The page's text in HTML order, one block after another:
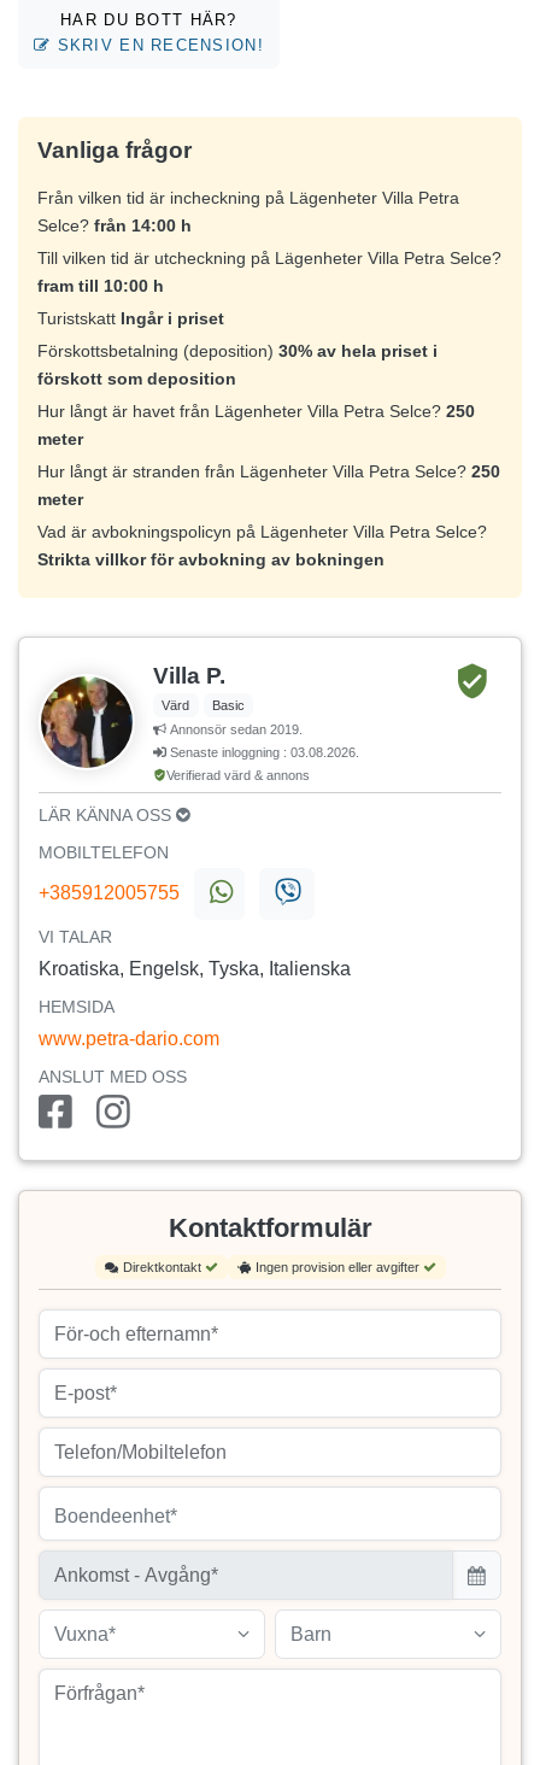
HAR DU BOTT HÄR?
SKRIV EN RECENSION!
Vanliga frågor
Från vilken tid är incheckning på Lägenheter Villa Petra
Selce? från 14:00 h
Till vilken tid är utcheckning på Lägenheter Villa Petra Selce?
fram till 10:00 h
Turistskatt Ingår i priset
Förskottsbetalning (deposition) 30% av hela priset i
förskott som deposition
Hur långt är havet från Lägenheter Villa Petra Selce? 250
meter
Hur långt är stranden från Lägenheter Villa Petra Selce? 250
meter
Vad är avbokningspolicyn på Lägenheter Villa Petra Selce?
Strikta villkor för avbokning av bokningen
Villa P.
Värd
Basic
Annonsör sedan 2019.
Senaste inloggning : 03.08.2026.
Verifierad värd & annons
LÄR KÄNNA OSS
MOBILTELEFON
+385912005755
VI TALAR
Kroatiska, Engelsk, Tyska, Italienska
HEMSIDA
www.petra-dario.com
ANSLUT MED OSS
Kontaktformulär
Direktkontakt Ingen provision eller avgifter
Boendeenhet*
Vuxna* Barn